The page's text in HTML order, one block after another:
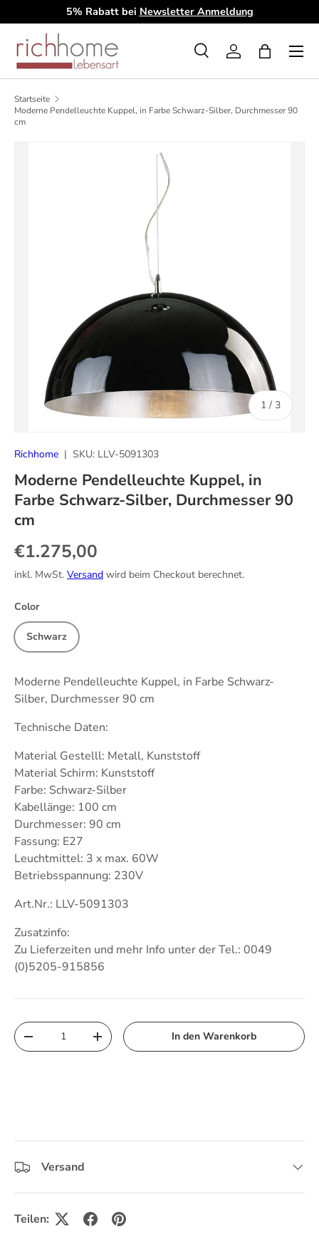
Direkt zum Inhalt
5% Rabatt bei Newsletter Anmeldung
Suchen
Art
SucheEinloggen
Menü
Startseite
Moderne Pendelleuchte Kuppel, in Farbe Schwarz-Silber, Durchmesser 90
cm
Zu Produktinformationen springen
1 / von
3
Richhome | SKU: LLV-5091303
Moderne Pendelleuchte Kuppel, in
Farbe Schwarz-Silber, Durchmesser 90
cm
Normaler Preis
€1.275,00
inkl. MwSt. Versand wird beim Checkout berechnet.
Color
Schwarz
Moderne Pendelleuchte Kuppel, in Farbe Schwarz-
Silber, Durchmesser 90 cm
Technische Daten:
Material Gestelll: Metall, Kunststoff
Material Schirm: Kunststoff
Farbe: Schwarz-Silber
Kabellänge: 100 cm
Durchmesser: 90 cm
Fassung: E27
Leuchtmittel: 3 x max. 60W
Betriebsspannung: 230V
Art.Nr.: LLV-5091303
Zusatzinfo:
Zu Lieferzeiten und mehr Info unter der Tel.: 0049
(0)5205-915856
Anzahl
Menge verringernMenge erhöhen In den Warenkorb
Versand
Teilen: